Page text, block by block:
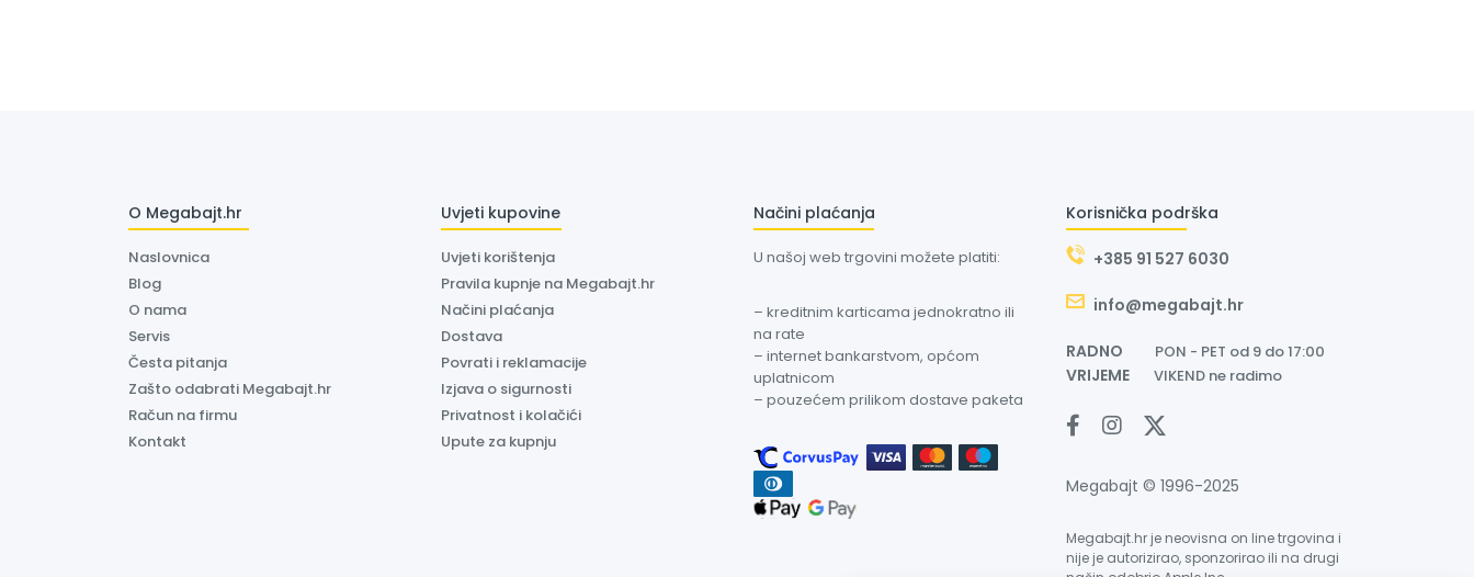
O Megabajt.hr
Naslovnica
Blog
O nama
Servis
Česta pitanja
Zašto odabrati Megabajt.hr
Račun na firmu
Kontakt
Uvjeti kupovine
Uvjeti korištenja
Pravila kupnje na Megabajt.hr
Načini plaćanja
Dostava
Povrati i reklamacije
Izjava o sigurnosti
Privatnost i kolačići
Upute za kupnju
Načini plaćanja
U našoj web trgovini možete platiti:
– kreditnim karticama jednokratno ili
na rate
– internet bankarstvom, općom
uplatnicom
– pouzećem prilikom dostave paketa
Korisnička podrška
+385 91 527 6030
info@megabajt.hr
RADNO PON - PET od 9 do 17:00
VRIJEME VIKEND ne radimo
Megabajt © 1996-2025
Megabajt.hr je neovisna on line trgovina i
nije je autorizirao, sponzorirao ili na drugi